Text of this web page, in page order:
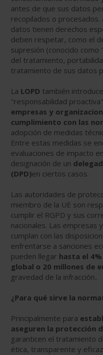
antes de que sus datos
recopilados o
datos tienen derechos
deben respetar, como el
supresión (conocido como
del tratamiento,
tratamiento de sus datos
La LOPD también
"responsabilidad
empresas y
cumplimiento con las
adopción de medidas
Entre estas medidas se
evaluaciones de impacto
designación de un
(DPD)en ciertos casos.
Las autoridades de
miembro de la UE son
cumplir el RGPD y sus
nacionales. Las empresas
cumplan con las
enfrentarse a sanciones
pueden llegar hasta el
global o 20 millones de
gravedad de la infracción..
¿Para qué sirve la
Principalmente para
aseguren la protección
garanticen el tratamiento
ética, transparente y